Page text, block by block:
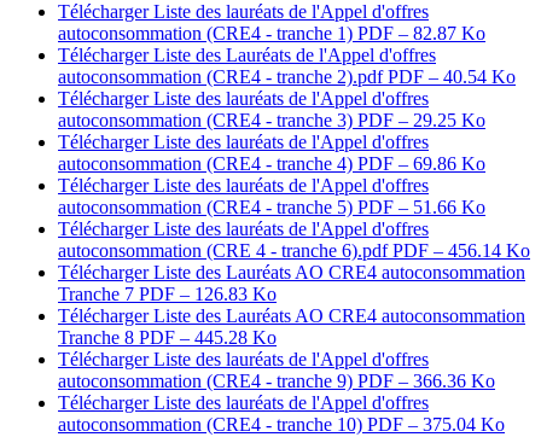
Télécharger Liste des lauréats de l'Appel d'offres
autoconsommation (CRE4 - tranche 1) PDF – 82.87 Ko
Télécharger Liste des Lauréats de l'Appel d'offres
autoconsommation (CRE4 - tranche 2).pdfPDF – 40.54 Ko
Télécharger Liste des lauréats de l'Appel d'offres
autoconsommation (CRE4 - tranche 3) PDF – 29.25 Ko
Télécharger Liste des lauréats de l'Appel d'offres
autoconsommation (CRE4 - tranche 4) PDF – 69.86 Ko
Télécharger Liste des lauréats de l'Appel d'offres
autoconsommation (CRE4 - tranche 5) PDF – 51.66 Ko
Télécharger Liste des lauréats de l'Appel d'offres
autoconsommation (CRE 4 - tranche 6).pdfPDF – 456.14 Ko
Télécharger Liste des Lauréats AO CRE4 autoconsommation
Tranche 7 PDF – 126.83 Ko
Télécharger Liste des Lauréats AO CRE4 autoconsommation
Tranche 8 PDF – 445.28 Ko
Télécharger Liste des lauréats de l'Appel d'offres
autoconsommation (CRE4 - tranche 9) PDF – 366.36 Ko
Télécharger Liste des lauréats de l'Appel d'offres
autoconsommation (CRE4 - tranche 10) PDF – 375.04 Ko